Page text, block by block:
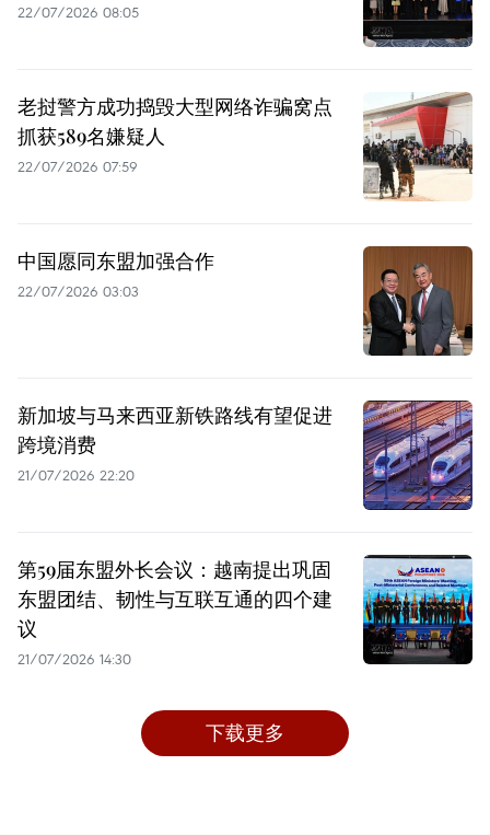
22/07/2026 08:05
老挝警方成功捣毁大型网络诈骗窝点
抓获589名嫌疑人
22/07/2026 07:59
中国愿同东盟加强合作
22/07/2026 03:03
新加坡与马来西亚新铁路线有望促进
跨境消费
21/07/2026 22:20
第59届东盟外长会议：越南提出巩固
东盟团结、韧性与互联互通的四个建
议
21/07/2026 14:30
下载更多